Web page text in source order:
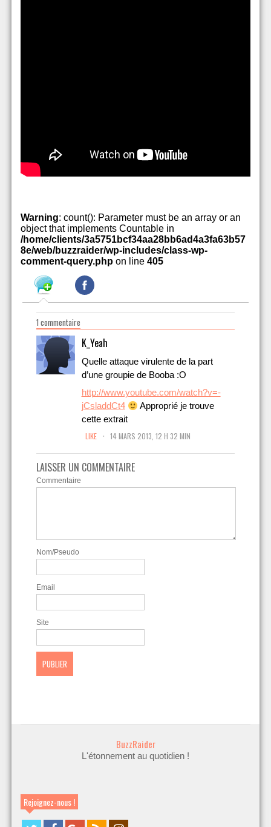
Warning: count(): Parameter must be an array or an
object that implements Countable in
/home/clients/3a5751bcf34aa28bb6ad4a3fa63b57
8e/web/buzzraider/wp-includes/class-wp-
comment-query.php on line 405
1 commentaire
K_Yeah
Quelle attaque virulente de la part
d’une groupie de Booba :O
http://www.youtube.com/watch?v=-
jCsladdCt4
Approprié je trouve
cette extrait
LIKE . 14 MARS 2013, 12 H 32 MIN
LAISSER UN COMMENTAIRE
Commentaire
Nom/Pseudo
Email
Site
BuzzRaider
L'étonnement au quotidien !
Rejoignez-nous !